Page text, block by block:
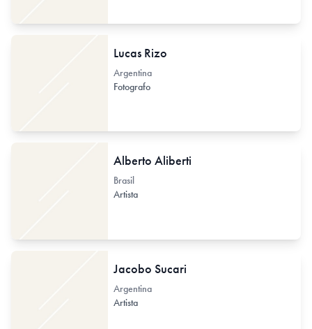
Lucas Rizo
Argentina
Fotografo
Alberto Aliberti
Brasil
Artista
Jacobo Sucari
Argentina
Artista